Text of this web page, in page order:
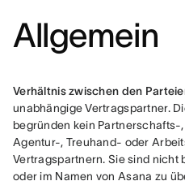
Allgemein
Verhältnis zwischen den
unabhängige Vertragspartner.
begründen kein
Agentur-, Treuhand- oder
Vertragspartnern. Sie sind nicht
oder im Namen von Asana zu